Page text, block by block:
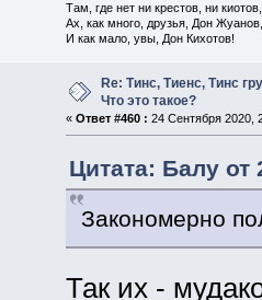
Там, где нет ни крестов, ни киотов,
Ах, как много, друзья, Дон Жуанов,
И как мало, увы, Дон Кихотов!
Re: Тинс, Тиенс, Тинс
Что это такое?
« Ответ #460 : 24 Сентября 2020,
Цитата: Балу от
Закономерно
Так их -